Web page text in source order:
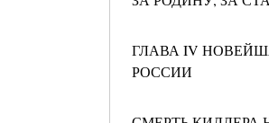
ГЛАВА IV
РОССИИ